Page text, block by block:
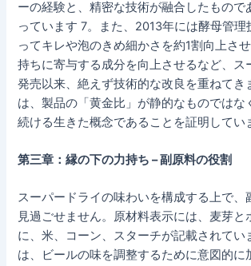
ーの経験と、精密な技術が融合したもので
っています 7。また、2013年には酵母管理
ってキレや泡のきめ細かさを約1割向上さ
持ちに寄与する成分を向上させるなど、ス
発売以来、絶えず技術的な改良を重ねてき
は、製品の「黄金比」が静的なものではな
続ける生きた概念であることを証明してい
第三章：縁の下の力持ち – 副原料の役割
スーパードライの味わいを構成する上で、
見過ごせません。原材料表示には、麦芽と
に、米、コーン、スターチが記載されてい
は、ビールの味を調整するために意図的に